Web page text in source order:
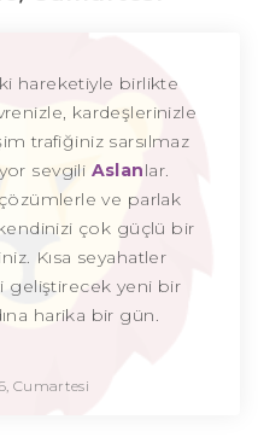
hareketiyle birlikte
kardeşlerinizle
trafiğiniz sarsılmaz
sevgili Aslanlar.
ve parlak
çok güçlü bir
Kısa seyahatler
geliştirecek yeni bir
harika bir gün.
Cumartesi